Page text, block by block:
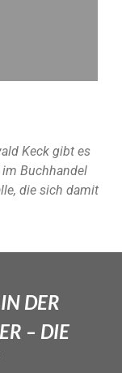
Keck gibt es
Buchhandel
die sich damit
DER
– DIE